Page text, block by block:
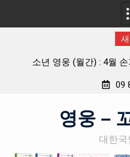
월간 「소년 영웅」 제5
09
영웅 –
대한국